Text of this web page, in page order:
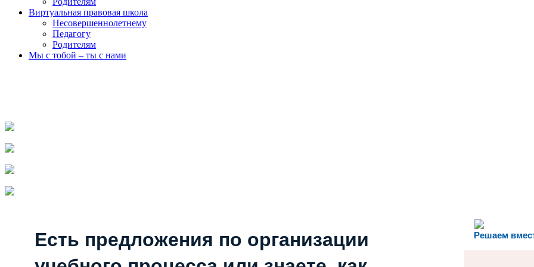
Виртуальная правовая школа
Несовершеннолетнему
Педагогу
Родителям
Мы с тобой – ты с нами
Решаем
Есть предложения по организации